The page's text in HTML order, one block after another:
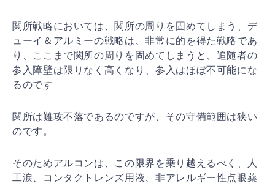
関所戦略においては、関所の周りを固めてしまう、デ
ューイ＆アルミーの戦略は、非常に的を得た戦略であ
り、ここ まで関所の周りを固めてしまうと、追随者の
参入障壁は限 りなく高くなり、参入はほぼ不可能にな
るのです
関所は難攻不落であるのですが、その守備範囲は狭い
のです。
そのためアルコンは、この限界を乗り越えるべく、人
工涙 、コンタクトレンズ用液、非アレルギー性点眼薬